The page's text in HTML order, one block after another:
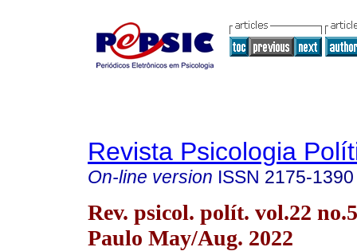
Revista Psicologia
On-line version ISSN 2175-1390
Rev. psicol. polít. vol.22
Paulo May/Aug. 2022